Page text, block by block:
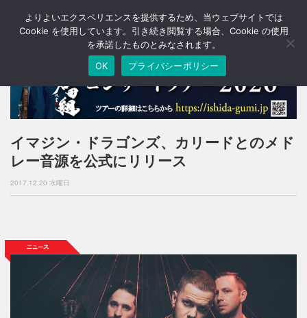
T
o
a
v
g
o
イマジン・ドラゴンズ、カリードとのメド
レー音源を公式にリリース
2017.12.20 水曜日
よりよいエクスペリエンスを提供するため、当ウェブサイトでは
Cookie を使用しています。引き続き閲覧する場合、Cookie の使用
を承諾したものとみなされます。
OK
プライバシーポリシー